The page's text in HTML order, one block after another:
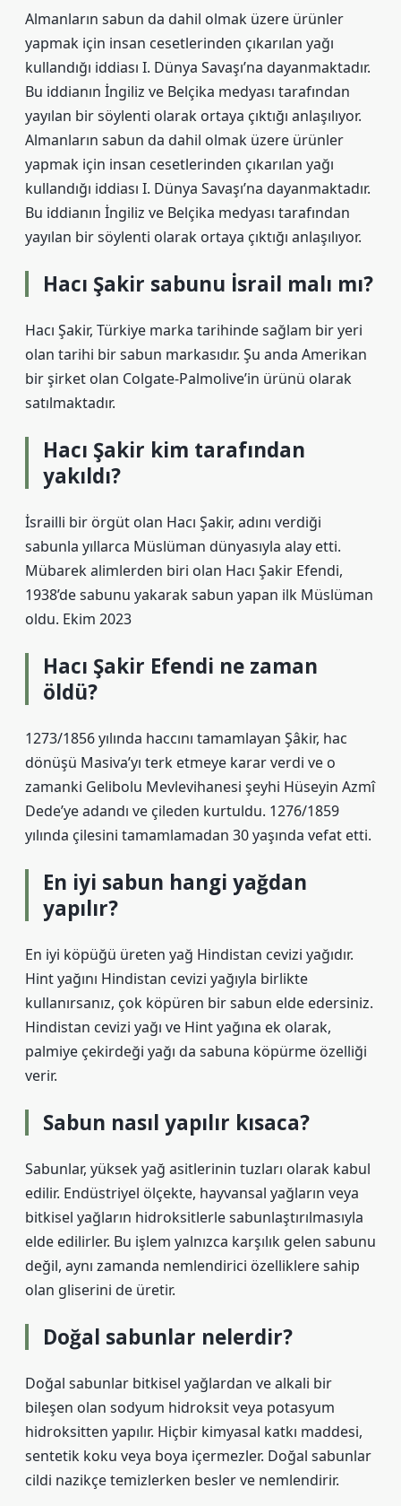
Almanların sabun da dahil olmak üzere ürünler
yapmak için insan cesetlerinden çıkarılan yağı
kullandığı iddiası I. Dünya Savaşı’na dayanmaktadır.
Bu iddianın İngiliz ve Belçika medyası tarafından
yayılan bir söylenti olarak ortaya çıktığı anlaşılıyor.
Almanların sabun da dahil olmak üzere ürünler
yapmak için insan cesetlerinden çıkarılan yağı
kullandığı iddiası I. Dünya Savaşı’na dayanmaktadır.
Bu iddianın İngiliz ve Belçika medyası tarafından
yayılan bir söylenti olarak ortaya çıktığı anlaşılıyor.
Hacı Şakir sabunu İsrail malı mı?
Hacı Şakir, Türkiye marka tarihinde sağlam bir yeri
olan tarihi bir sabun markasıdır. Şu anda Amerikan
bir şirket olan Colgate-Palmolive’in ürünü olarak
satılmaktadır.
Hacı Şakir kim tarafından
yakıldı?
İsrailli bir örgüt olan Hacı Şakir, adını verdiği
sabunla yıllarca Müslüman dünyasıyla alay etti.
Mübarek alimlerden biri olan Hacı Şakir Efendi,
1938’de sabunu yakarak sabun yapan ilk Müslüman
oldu. Ekim 2023
Hacı Şakir Efendi ne zaman
öldü?
1273/1856 yılında haccını tamamlayan Şâkir, hac
dönüşü Masiva’yı terk etmeye karar verdi ve o
zamanki Gelibolu Mevlevihanesi şeyhi Hüseyin Azmî
Dede’ye adandı ve çileden kurtuldu. 1276/1859
yılında çilesini tamamlamadan 30 yaşında vefat etti.
En iyi sabun hangi yağdan
yapılır?
En iyi köpüğü üreten yağ Hindistan cevizi yağıdır.
Hint yağını Hindistan cevizi yağıyla birlikte
kullanırsanız, çok köpüren bir sabun elde edersiniz.
Hindistan cevizi yağı ve Hint yağına ek olarak,
palmiye çekirdeği yağı da sabuna köpürme özelliği
verir.
Sabun nasıl yapılır kısaca?
Sabunlar, yüksek yağ asitlerinin tuzları olarak kabul
edilir. Endüstriyel ölçekte, hayvansal yağların veya
bitkisel yağların hidroksitlerle sabunlaştırılmasıyla
elde edilirler. Bu işlem yalnızca karşılık gelen sabunu
değil, aynı zamanda nemlendirici özelliklere sahip
olan gliserini de üretir.
Doğal sabunlar nelerdir?
Doğal sabunlar bitkisel yağlardan ve alkali bir
bileşen olan sodyum hidroksit veya potasyum
hidroksitten yapılır. Hiçbir kimyasal katkı maddesi,
sentetik koku veya boya içermezler. Doğal sabunlar
cildi nazikçe temizlerken besler ve nemlendirir.